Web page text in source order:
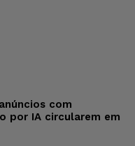
com
por IA circularem em